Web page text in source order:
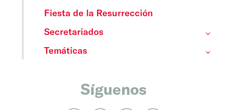
Fiesta de la Resurrección
Secretariados
Temáticas
Síguenos